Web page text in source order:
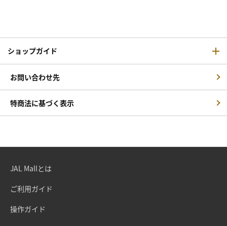
ショップガイド
お問い合わせ先
特商法に基づく表示
JAL Mallとは
ご利用ガイド
操作ガイド